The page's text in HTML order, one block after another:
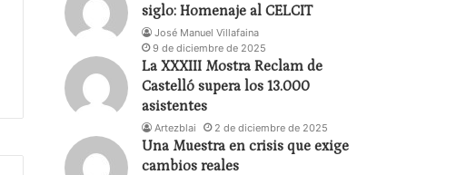
siglo: Homenaje al CELCIT
José Manuel Villafaina
9 de diciembre de 2025
La XXXIII Mostra Reclam de
Castelló supera los 13.000
asistentes
Artezblai 2 de diciembre de 2025
Una Muestra en crisis que exige
cambios reales